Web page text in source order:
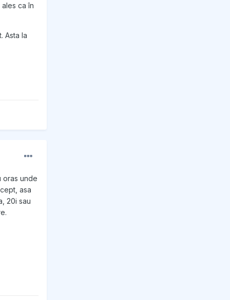
ca în
Asta la
oras unde
asa
20i sau